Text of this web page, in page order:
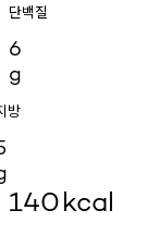
단백질
6
g
방
140kcal